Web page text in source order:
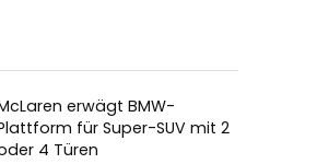
erwägt BMW-
für Super-SUV mit 2
4 Türen